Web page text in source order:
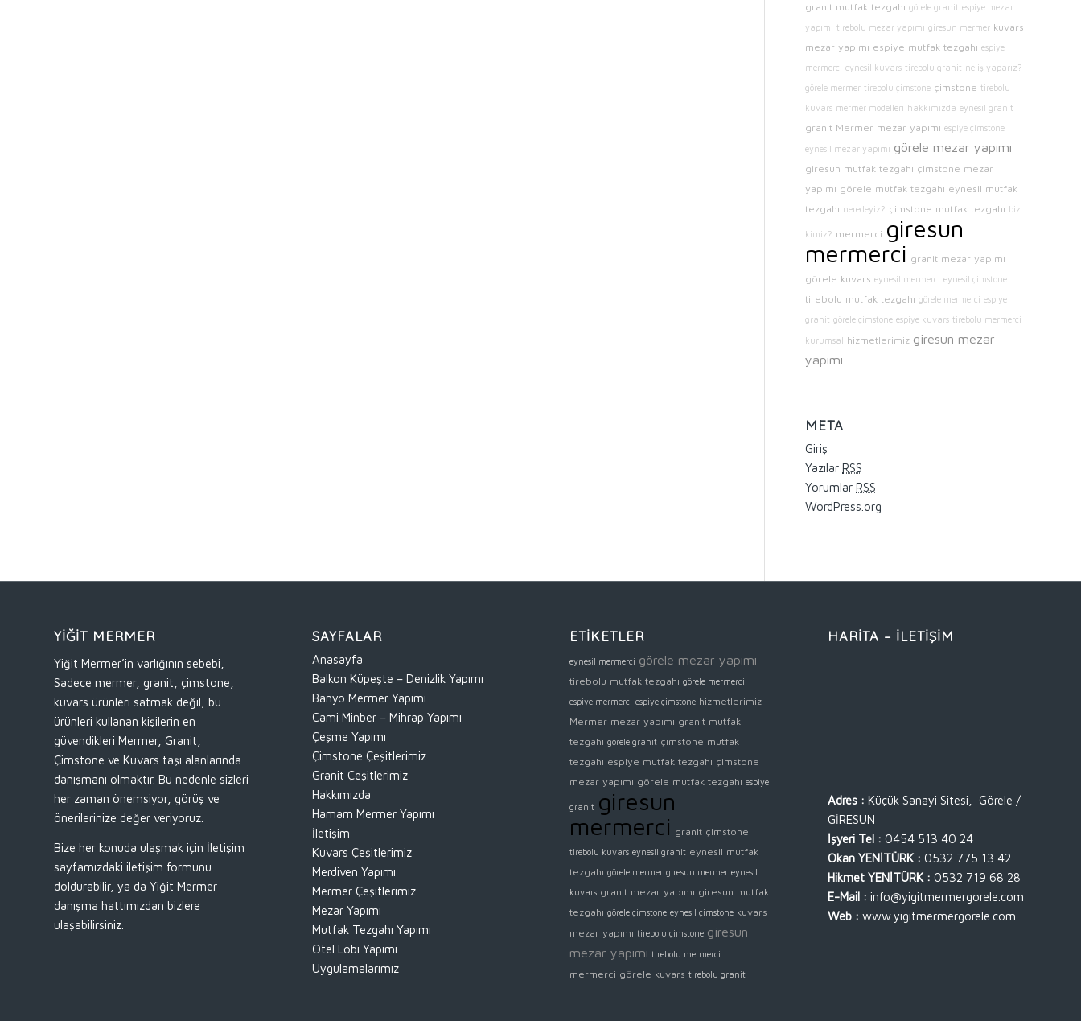
granit mutfak tezgahı görele granit espiye mezar
yapımı tirebolu mezar yapımı giresun mermer kuvars
mezar yapımı espiye mutfak tezgahı espiye
mermerci eynesil kuvars tirebolu granit ne iş yaparız?
görele mermer tirebolu çimstone çimstone tirebolu
kuvars mermer modelleri hakkımızda eynesil granit
granit Mermer mezar yapımı espiye çimstone
eynesil mezar yapımı görele mezar yapımı
giresun mutfak tezgahı çimstone mezar
yapımı görele mutfak tezgahı eynesil mutfak
tezgahı neredeyiz? çimstone mutfak tezgahı biz
kimiz? mermerci giresun
mermerci granit mezar yapımı
görele kuvars eynesil mermerci eynesil çimstone
tirebolu mutfak tezgahı görele mermerci espiye
granit görele çimstone espiye kuvars tirebolu mermerci
kurumsal hizmetlerimiz giresun mezar
yapımı
META
Giriş
YazılarRSS
YorumlarRSS
WordPress.org
YİĞİT MERMER
Yiğit Mermer’in varlığının sebebi,
Sadece mermer, granit, çimstone,
kuvars ürünleri satmak değil, bu
ürünleri kullanan kişilerin en
güvendikleri Mermer, Granit,
Çimstone ve Kuvars taşı alanlarında
danışmanı olmaktır. Bu nedenle sizleri
her zaman önemsiyor, görüş ve
önerilerinize değer veriyoruz.
Bize her konuda ulaşmak için İletişim
sayfamızdaki iletişim formunu
doldurabilir, ya da Yiğit Mermer
danışma hattımızdan bizlere
ulaşabilirsiniz.
SAYFALAR
Anasayfa
Balkon Küpeşte – Denizlik Yapımı
Banyo Mermer Yapımı
Cami Minber – Mihrap Yapımı
Çeşme Yapımı
Çimstone Çeşitlerimiz
Granit Çeşitlerimiz
Hakkımızda
Hamam Mermer Yapımı
İletişim
Kuvars Çeşitlerimiz
Merdiven Yapımı
Mermer Çeşitlerimiz
Mezar Yapımı
Mutfak Tezgahı Yapımı
Otel Lobi Yapımı
Uygulamalarımız
ETİKETLER
eynesil mermerci görele mezar yapımı
tirebolu mutfak tezgahı görele mermerci
espiye mermerci espiye çimstone hizmetlerimiz
Mermer mezar yapımı granit mutfak
tezgahı görele granit çimstone mutfak
tezgahı espiye mutfak tezgahı çimstone
mezar yapımı görele mutfak tezgahı espiye
granit giresun
mermerci granit çimstone
tirebolu kuvars eynesil granit eynesil mutfak
tezgahı görele mermer giresun mermer eynesil
kuvars granit mezar yapımı giresun mutfak
tezgahı görele çimstone eynesil çimstone kuvars
mezar yapımı tirebolu çimstone giresun
mezar yapımı tirebolu mermerci
mermerci görele kuvars tirebolu granit
HARİTA – İLETİŞİM
Adres : Küçük Sanayi Sitesi, Görele /
GİRESUN
İşyeri Tel : 0454 513 40 24
Okan YENİTÜRK : 0532 775 13 42
Hikmet YENİTÜRK : 0532 719 68 28
E-Mail : info@yigitmermergorele.com
Web : www.yigitmermergorele.com